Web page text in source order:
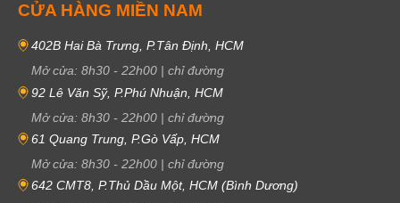
CỬA HÀNG MIỀN NAM
402B Hai Bà Trưng, P.Tân Định, HCM
Mở cửa: 8h30 - 22h00 | chỉ đường
92 Lê Văn Sỹ, P.Phú Nhuận, HCM
Mở cửa: 8h30 - 22h00 | chỉ đường
61 Quang Trung, P.Gò Vấp, HCM
Mở cửa: 8h30 - 22h00 | chỉ đường
642 CMT8, P.Thủ Dầu Một, HCM (Bình Dương)